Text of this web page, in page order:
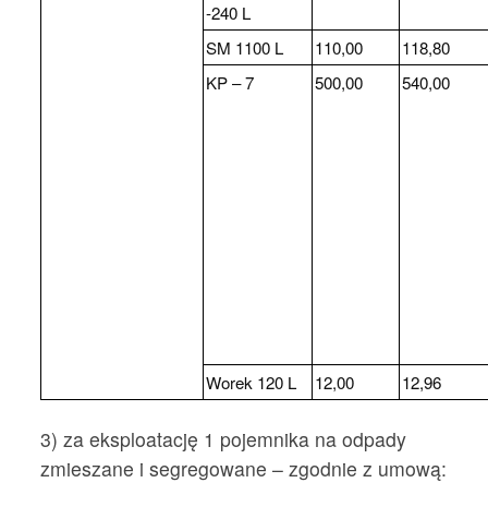
-240 L
SM 1100 L 110,00
118,80
KP – 7
500,00 540,00
Worek 120 L 12,00 12,96
3) za eksploatację 1 pojemnika na odpady
zmieszane i segregowane – zgodnie z umową: